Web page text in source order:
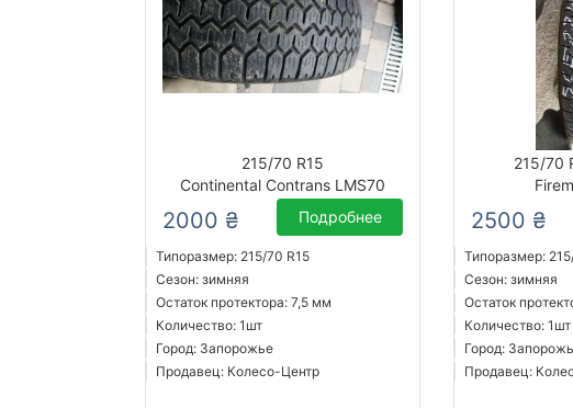
215/70 R15
Continental Contrans LMS70
2000 ₴ Подробнее
Типоразмер: 215/70 R15
Сезон: зимняя
Остаток протектора: 7,5 мм
Количество: 1шт
Город: Запорожье
Продавец: Колесо-Центр
215/70
2500 ₴
Типоразмер:
Сезон: зимняя
Остаток
Количество: 1шт
Город:
Продавец: